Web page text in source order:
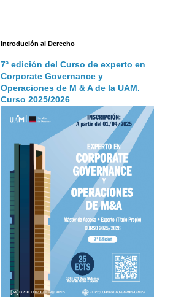
Introdución al Derecho
7ª edición del Curso de experto en
Corporate Governance y
Operaciones de M & A de la UAM.
Curso 2025/2026